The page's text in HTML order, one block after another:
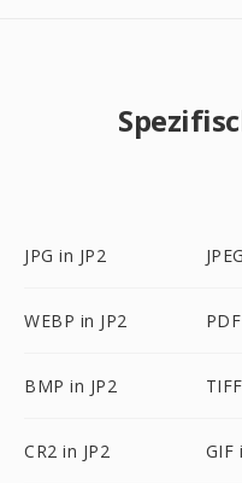
JPG in JP2
WEBP in JP2
BMP in JP2
CR2 in JP2 GIF